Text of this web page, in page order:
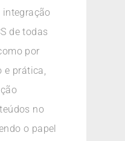
integração
de todas
por
e prática,
no
o papel